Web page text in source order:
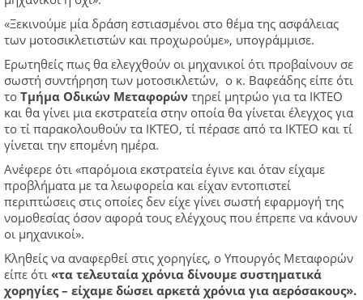
«Ξεκινούμε μία δράση εστιασμένοι στο θέμα της ασφάλειας
των μοτοσικλετιστών και προχωρούμε», υπογράμμισε.
Ερωτηθείς πως θα ελεγχθούν οι μηχανικοί ότι προβαίνουν σε
σωστή συντήρηση των μοτοσικλετών, ο κ. Βαφεάδης είπε ότι
το Τμήμα Οδικών Μεταφορών τηρεί μητρώο για τα ΙΚΤΕΟ
και θα γίνει μια εκστρατεία στην οποία θα γίνεται έλεγχος για
το τί παρακολουθούν τα ΙΚΤΕΟ, τί πέρασε από τα ΙΚΤΕΟ και τί
γίνεται την επομένη ημέρα.
Ανέφερε ότι «παρόμοια εκστρατεία έγινε και όταν είχαμε
προβλήματα με τα λεωφορεία και είχαν εντοπιστεί
περιπτώσεις στις οποίες δεν είχε γίνει σωστή εφαρμογή της
νομοθεσίας όσον αφορά τους ελέγχους που έπρεπε να κάνουν
οι μηχανικοί».
Κληθείς να αναφερθεί στις χορηγίες, ο Υπουργός Μεταφορών
είπε ότι «τα τελευταία χρόνια δίνουμε συστηματικά
χορηγίες – είχαμε δώσει αρκετά χρόνια για αερόσακους».